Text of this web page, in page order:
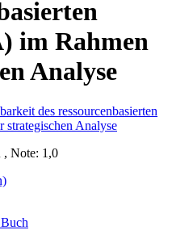
im Rahmen
Analyse
, Note: 1,0